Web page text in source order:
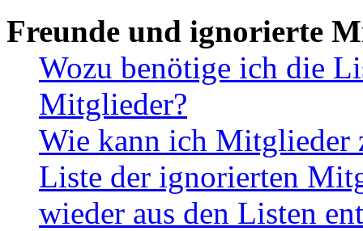
Freunde und ignorierte
Wozu benötige ich die
Mitglieder?
Wie kann ich Mitglieder
Liste der ignorierten
wieder aus den Listen